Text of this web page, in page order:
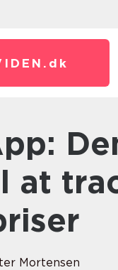
dk
at
Mortensen